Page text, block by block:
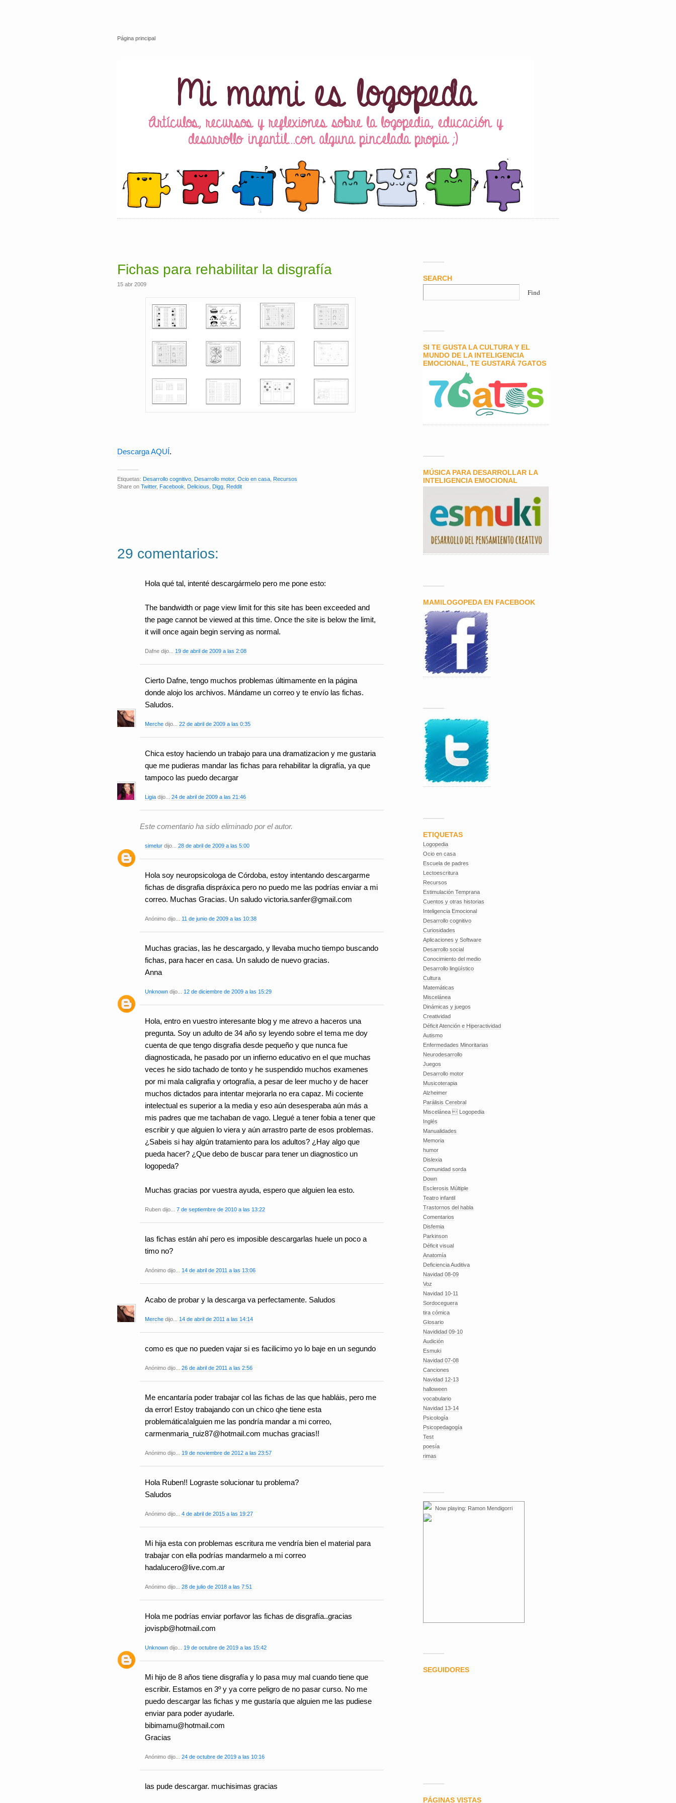
Página principal
Fichas para rehabilitar la disgrafía
15 abr 2009
Descarga AQUÍ.
Etiquetas: Desarrollo cognitivo Desarrollo motor, Ocio en casa Recursos
Share on Twitter, Facebook Delicious Digg Reddit
29 comentarios:
Hola qué tal, intenté descargármelo pero me pone esto:
The bandwidth or page view limit for this site has been exceeded and
the page cannot be viewed at this time. Once the site is below the limit,
it will once again begin serving as normal.
Dafne dijo... 19 de abril de 2009 a las 2:08
Cierto Dafne, tengo muchos problemas últimamente en la página
donde alojo los archivos. Mándame un correo y te envío las fichas.
Saludos.
Merche dijo... 22 de abril de 2009 a las 0:35
Chica estoy haciendo un trabajo para una dramatizacion y me gustaria
que me pudieras mandar las fichas para rehabilitar la digrafía, ya que
tampoco las puedo decargar
Ligia dijo... 24 de abril de 2009 a las 21:46
Este comentario ha sido eliminado por el autor.
simelur dijo... 28 de abril de 2009 a las 5:00
Hola soy neuropsicologa de Córdoba, estoy intentando descargarme
fichas de disgrafia dispráxica pero no puedo me las podrías enviar a mi
correo. Muchas Gracias. Un saludo victoria.sanfer@gmail.com
Anónimo dijo... 11 de junio de 2009 a las 10:38
Muchas gracias, las he descargado, y llevaba mucho tiempo buscando
fichas, para hacer en casa. Un saludo de nuevo gracias.
Anna
Unknown dijo... 12 de diciembre de 2009 a las 15:29
Hola, entro en vuestro interesante blog y me atrevo a haceros una
pregunta. Soy un adulto de 34 año sy leyendo sobre el tema me doy
cuenta de que tengo disgrafia desde pequeño y que nunca fue
diagnosticada, he pasado por un infierno educativo en el que muchas
veces he sido tachado de tonto y he suspendido muchos examenes
por mi mala caligrafia y ortografía, a pesar de leer mucho y de hacer
muchos dictados para intentar mejorarla no era capaz. Mi cociente
intelectual es superior a la media y eso aún desesperaba aún más a
mis padres que me tachaban de vago. Llegué a tener fobia a tener que
escribir y que alguien lo viera y aún arrastro parte de esos problemas.
¿Sabeis si hay algún tratamiento para los adultos? ¿Hay algo que
pueda hacer? ¿Que debo de buscar para tener un diagnostico un
logopeda?
Muchas gracias por vuestra ayuda, espero que alguien lea esto.
Ruben dijo... 7 de septiembre de 2010 a las 13:22
las fichas están ahí pero es imposible descargarlas huele un poco a
timo no?
Anónimo dijo... 14 de abril de 2011 a las 13:06
Acabo de probar y la descarga va perfectamente. Saludos
Merche dijo... 14 de abril de 2011 a las 14:14
como es que no pueden vajar si es facilicimo yo lo baje en un segundo
Anónimo dijo... 26 de abril de 2011 a las 2:56
Me encantaría poder trabajar col las fichas de las que habláis, pero me
da error! Estoy trabajando con un chico qhe tiene esta
problemática!alguien me las pondría mandar a mi correo,
carmenmaria_ruiz87@hotmail.com muchas gracias!!
Anónimo dijo... 19 de noviembre de 2012 a las 23:57
Hola Ruben!! Lograste solucionar tu problema?
Saludos
Anónimo dijo... 4 de abril de 2015 a las 19:27
Mi hija esta con problemas escritura me vendría bien el material para
trabajar con ella podrías mandarmelo a mi correo
hadalucero@live.com.ar
Anónimo dijo... 28 de julio de 2018 a las 7:51
Hola me podrías enviar porfavor las fichas de disgrafía..gracias
jovispb@hotmail.com
Unknown dijo... 19 de octubre de 2019 a las 15:42
Mi hijo de 8 años tiene disgrafía y lo pasa muy mal cuando tiene que
escribir. Estamos en 3º y ya corre peligro de no pasar curso. No me
puedo descargar las fichas y me gustaría que alguien me las pudiese
enviar para poder ayudarle.
bibimamu@hotmail.com
Gracias
Anónimo dijo... 24 de octubre de 2019 a las 10:16
las pude descargar. muchisimas gracias
SEARCH
SI TE GUSTA LA CULTURA Y EL
MUNDO DE LA INTELIGENCIA
EMOCIONAL, TE GUSTARÁ 7GATOS
MÚSICA PARA DESARROLLAR LA
INTELIGENCIA EMOCIONAL
MAMILOGOPEDA EN FACEBOOK
ETIQUETAS
Logopedia
Ocio en casa
Escuela de padres
Lectoescritura
Recursos
Estimulación Temprana
Cuentos y otras historias
Inteligencia Emocional
Desarrollo cognitivo
Curiosidades
Aplicaciones y Software
Desarrollo social
Conocimiento del medio
Desarrollo lingüístico
Cultura
Matemáticas
Miscelánea
Dinámicas y juegos
Creatividad
Déficit Atención e Hiperactividad
Autismo
Enfermedades Minoritarias
Neurodesarrollo
Juegos
Desarrollo motor
Musicoterapia
Alzheimer
Parálisis Cerebral
Miscelánea  Logopedia
Inglés
Manualidades
Memoria
humor
Dislexia
Comunidad sorda
Down
Esclerosis Múltiple
Teatro infantil
Trastornos del habla
Comentarios
Disfemia
Parkinson
Déficit visual
Anatomía
Deficiencia Auditiva
Navidad 08-09
Voz
Navidad 10-11
Sordoceguera
tira cómica
Glosario
Navididad 09-10
Audición
Esmuki
Navidad 07-08
Canciones
Navidad 12-13
halloween
vocabulario
Navidad 13-14
Psicología
Psicopedagogía
Test
poesía
rimas
Now playing: Ramon Mendigorri
SEGUIDORES
PÁGINAS VISTAS